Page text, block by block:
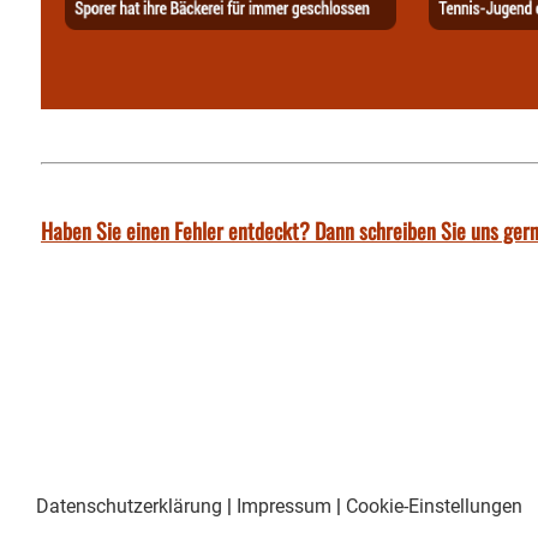
Haben Sie einen Fehler entdeckt? Dann schreiben Sie uns
Datenschutzerklärung | Impressum | Cookie-Einstellungen